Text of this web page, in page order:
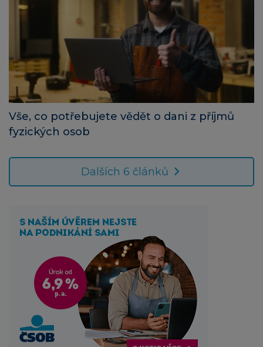
Vše, co potřebujete vědět o dani z příjmů
fyzických osob
Dalších 6 článků